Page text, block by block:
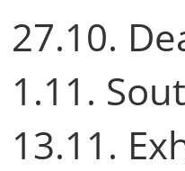
27.10.
1.11.
13.11.